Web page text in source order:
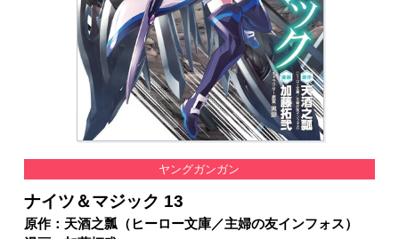
ヤングガンガン
ナイツ＆マジック 13
原作：天酒之瓢（ヒーロー文庫／主婦の友インフォス）